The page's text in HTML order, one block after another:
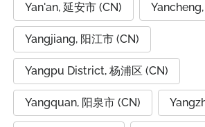
Yan'an, 延安市 (CN)
Yangjiang, 阳江市 (CN)
Yangpu District, 杨浦区 (CN)
Yangquan, 阳泉市 (CN)